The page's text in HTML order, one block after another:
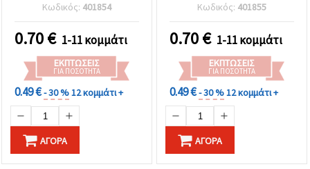
Κωδικός: 401854
0.70€ 1-11 κομμάτι
ΕΚΠΤΏΣΕΙΣ
ΓΙΑ ΠΟΣΌΤΗΤΑ
0.49 €- 30 %12 κομμάτι +
ΑΓΟΡΆ
Κωδικός: 401855
0.70€ 1-11 κομμάτι
ΕΚΠΤΏΣΕΙΣ
ΓΙΑ ΠΟΣΌΤΗΤΑ
0.49 €- 30 %12 κομμάτι +
ΑΓΟΡΆ